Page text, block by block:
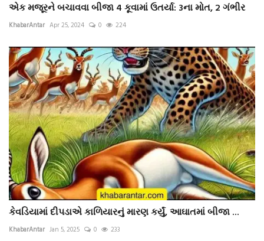
એક મજૂરને બચાવવા બીજા 4 કૂવામાં ઉતર્યા: 3ના મોત, 2 ગંભીર
KhabarAntar Apr 25, 2024 0 224
કેવડિયામાં દીપડાએ કાળિયારનું મારણ કર્યું, આઘાતમાં બીજા ...
KhabarAntar Jan 5, 2025 0 233